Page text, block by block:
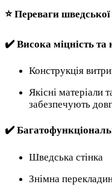
⭐Переваги
✔️ Висока міцність та
Конструкція
Якісні матеріали
забезпечують
✔️
Шведська стінка
Знімна